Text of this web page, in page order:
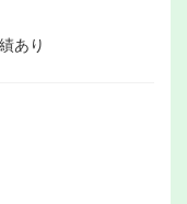
あり